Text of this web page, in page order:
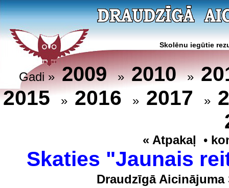
Skolēnu iegūtie
Gadi »2009»2010»
2015 » 2016 » 2017 »
« Atpakaļ •
Skaties "Jaunais
Draudzīgā